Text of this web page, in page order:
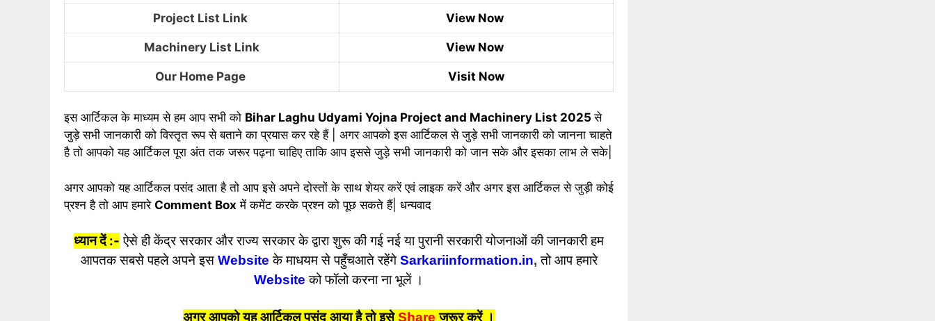
Project List Link View Now
Machinery List Link View Now
Our Home Page Visit Now
इस आर्टिकल के माध्यम से हम आप सभी को Bihar Laghu Udyami Yojna Project and Machinery List 2025 से
जुड़े सभी जानकारी को विस्तृत रूप से बताने का प्रयास कर रहे हैं | अगर आपको इस आर्टिकल से जुड़े सभी जानकारी को जानना चाहते
है तो आपको यह आर्टिकल पूरा अंत तक जरूर पढ़ना चाहिए ताकि आप इससे जुड़े सभी जानकारी को जान सके और इसका लाभ ले सके|
अगर आपको यह आर्टिकल पसंद आता है तो आप इसे अपने दोस्तों के साथ शेयर करें एवं लाइक करें और अगर इस आर्टिकल से जुड़ी कोई
प्रश्न है तो आप हमारे Comment Box में कमेंट करके प्रश्न को पूछ सकते हैं| धन्यवाद
ध्यान दें :- ऐसे ही केंद्र सरकार और राज्य सरकार के द्वारा शुरू की गई नई या पुरानी सरकारी योजनाओं की जानकारी हम
आपतक सबसे पहले अपने इसWebsite के माधयम से पहुँचआते रहेंगेSarkariinformation.in,तो आप हमारे
Websiteको फॉलो करना ना भूलें ।
अगर आपको यह आर्टिकल पसंद आया है तो इसेShare जरूर करें ।